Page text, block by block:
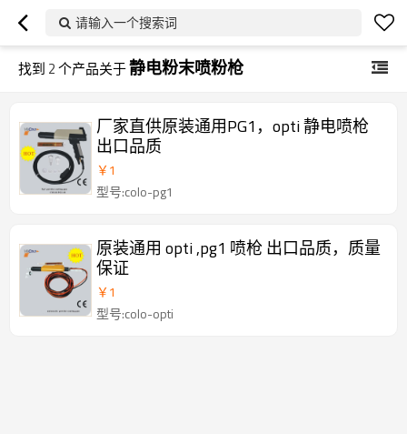
请输入一个搜索词
找到 2个产品关于静电粉末喷粉枪
厂家直供原装通用PG1，opti 静电喷枪
出口品质
￥1
型号:colo-pg1
原装通用 opti ,pg1 喷枪 出口品质，质量
保证
￥1
型号:colo-opti